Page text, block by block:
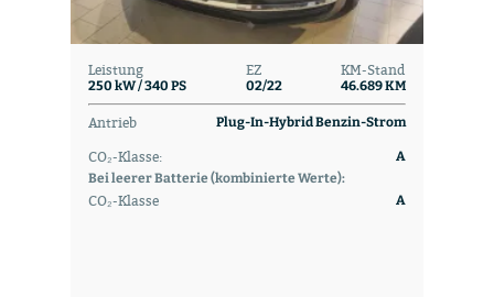
Leistung
250 kW / 340 PS
EZ
02/22
KM-Stand
46.689 KM
Antrieb Plug-In-Hybrid Benzin-Strom
CO₂-Klasse:
A
Bei leerer Batterie (kombinierte Werte):
CO₂-Klasse A